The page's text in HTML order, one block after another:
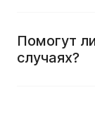
Помогут
случаях?